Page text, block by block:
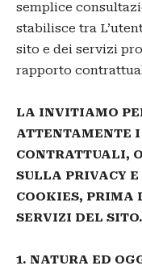
semplice
stabilisce tra
sito e dei servizi
rapporto
LA INVITIAMO
ATTENTAMENTE
CONTRATTUALI,
SULLA PRIVACY
COOKIES, PRIMA
SERVIZI DEL SITO.
1. NATURA ED